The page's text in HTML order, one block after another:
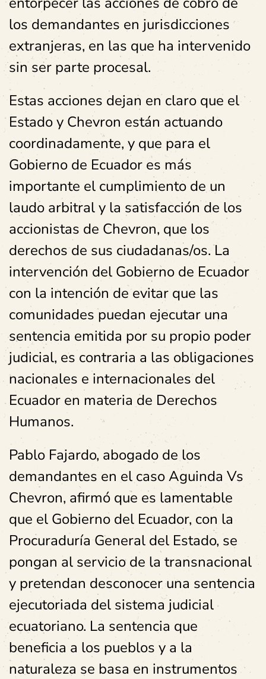
los demandantes en jurisdicciones
extranjeras, en las que ha intervenido
sin ser parte procesal.
Estas acciones dejan en claro que el
Estado y Chevron están actuando
coordinadamente, y que para el
Gobierno de Ecuador es más
importante el cumplimiento de un
laudo arbitral y la satisfacción de los
accionistas de Chevron, que los
derechos de sus ciudadanas/os. La
intervención del Gobierno de Ecuador
con la intención de evitar que las
comunidades puedan ejecutar una
sentencia emitida por su propio poder
judicial, es contraria a las obligaciones
nacionales e internacionales del
Ecuador en materia de Derechos
Humanos.
Pablo Fajardo, abogado de los
demandantes en el caso Aguinda Vs
Chevron, afirmó que es lamentable
que el Gobierno del Ecuador, con la
Procuraduría General del Estado, se
pongan al servicio de la transnacional
y pretendan desconocer una sentencia
ejecutoriada del sistema judicial
ecuatoriano. La sentencia que
beneficia a los pueblos y a la
naturaleza se basa en instrumentos